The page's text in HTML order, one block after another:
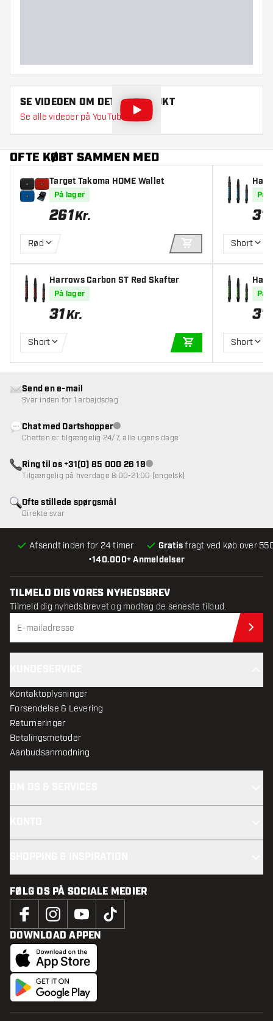
SE VIDEOEN OM DETTE PRODUKT
Se alle videoer på YouTube
OFTE KØBT SAMMEN MED
Target Takoma HOME Wallet
På lager
261Kr.
Rød
TILFØJ TIL KURV
Harrows Carbon ST Red Skafter
På lager
31Kr.
Short
TILFØJ TIL KURV
På
31
Short
På
31
Short
•140.000+ Anmeldelser
Afsendt inden for 24 timer Gratisfragt ved køb over
Ofte stillede spørgsmål
Direkte svar
Send en e-mail
Svar inden for 1 arbejdsdag
Chat med DartshopperKundeservice ikke tilgængelig
Chatten er tilgængelig 24/7, alle ugens dage
Ring til os +31(0) 85 000 26 19Kundeservice ikke tilgængelig
Tilgængelig på hverdage 8:00-21:00 (engelsk)
TILMELD DIG VORES NYHEDSBREV
Tilmeld dig nyhedsbrevet og modtag de seneste tilbud.
Kontaktoplysninger
Forsendelse & Levering
Returneringer
Betalingsmetoder
Aanbudsanmodning
FØLG OS PÅ SOCIALE MEDIER
DOWNLOAD APPEN